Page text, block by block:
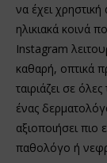
να έχει χρηστική
ηλικιακά κοινά
Instagram
καθαρή, οπτικά
ταιριάζει σε
ένας
αξιοποιήσει πιο
παθολόγο ή